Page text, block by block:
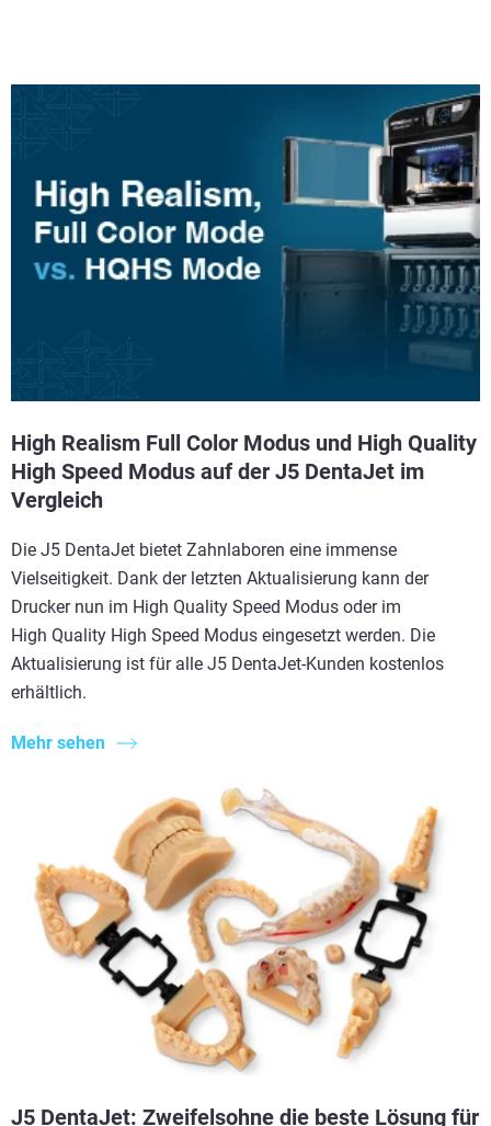
High Realism Full Color Modus und High Quality
High Speed Modus auf der J5 DentaJet im
Vergleich
Die J5 DentaJet bietet Zahnlaboren eine immense
Vielseitigkeit. Dank der letzten Aktualisierung kann der
Drucker nun im High Quality Speed Modus oder im
High Quality High Speed Modus eingesetzt werden. Die
Aktualisierung ist für alle J5 DentaJet-Kunden kostenlos
erhältlich.
Mehr sehen
J5 DentaJet: Zweifelsohne die beste Lösung für